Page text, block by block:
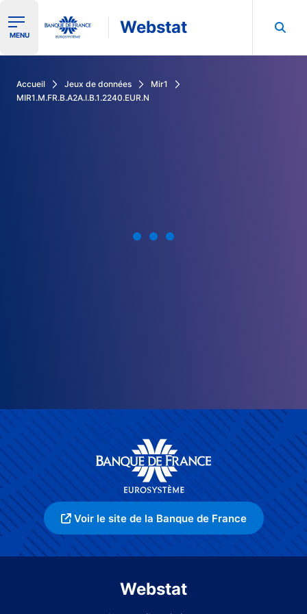
Ouvrir le menu de navigation
MENU Webstat
Accueil Jeux de données
Mir1
MIR1.M.FR.B.A2A.I.B.1.2240.EUR.N
Voir le site de la Banque de France
Webstat